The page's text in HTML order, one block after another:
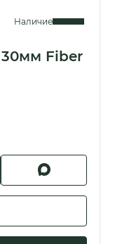
Наличие
30мм Fiber